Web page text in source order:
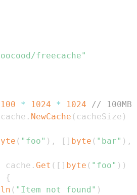
freecache"
100 * 1024 * 1024
// 100MB
. NewCache ( cacheSize )
( "foo" ) , [ ] byte ( "bar" ) ,
cache . Get ( [ ] byte ( "foo" ) )
{
( "Item not found" )